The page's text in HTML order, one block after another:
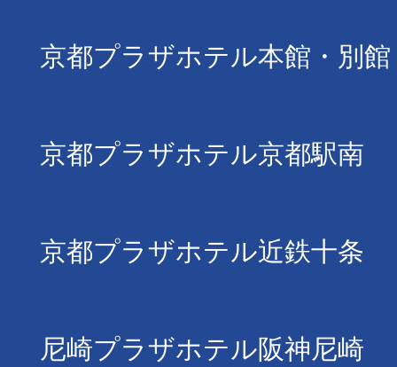
京都プラザホテル本館・別館
京都プラザホテル京都駅南
京都プラザホテル近鉄十条
尼崎プラザホテル阪神尼崎